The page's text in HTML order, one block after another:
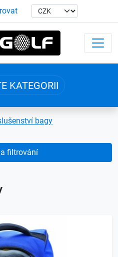
KATEGORII
bagy
filtrování